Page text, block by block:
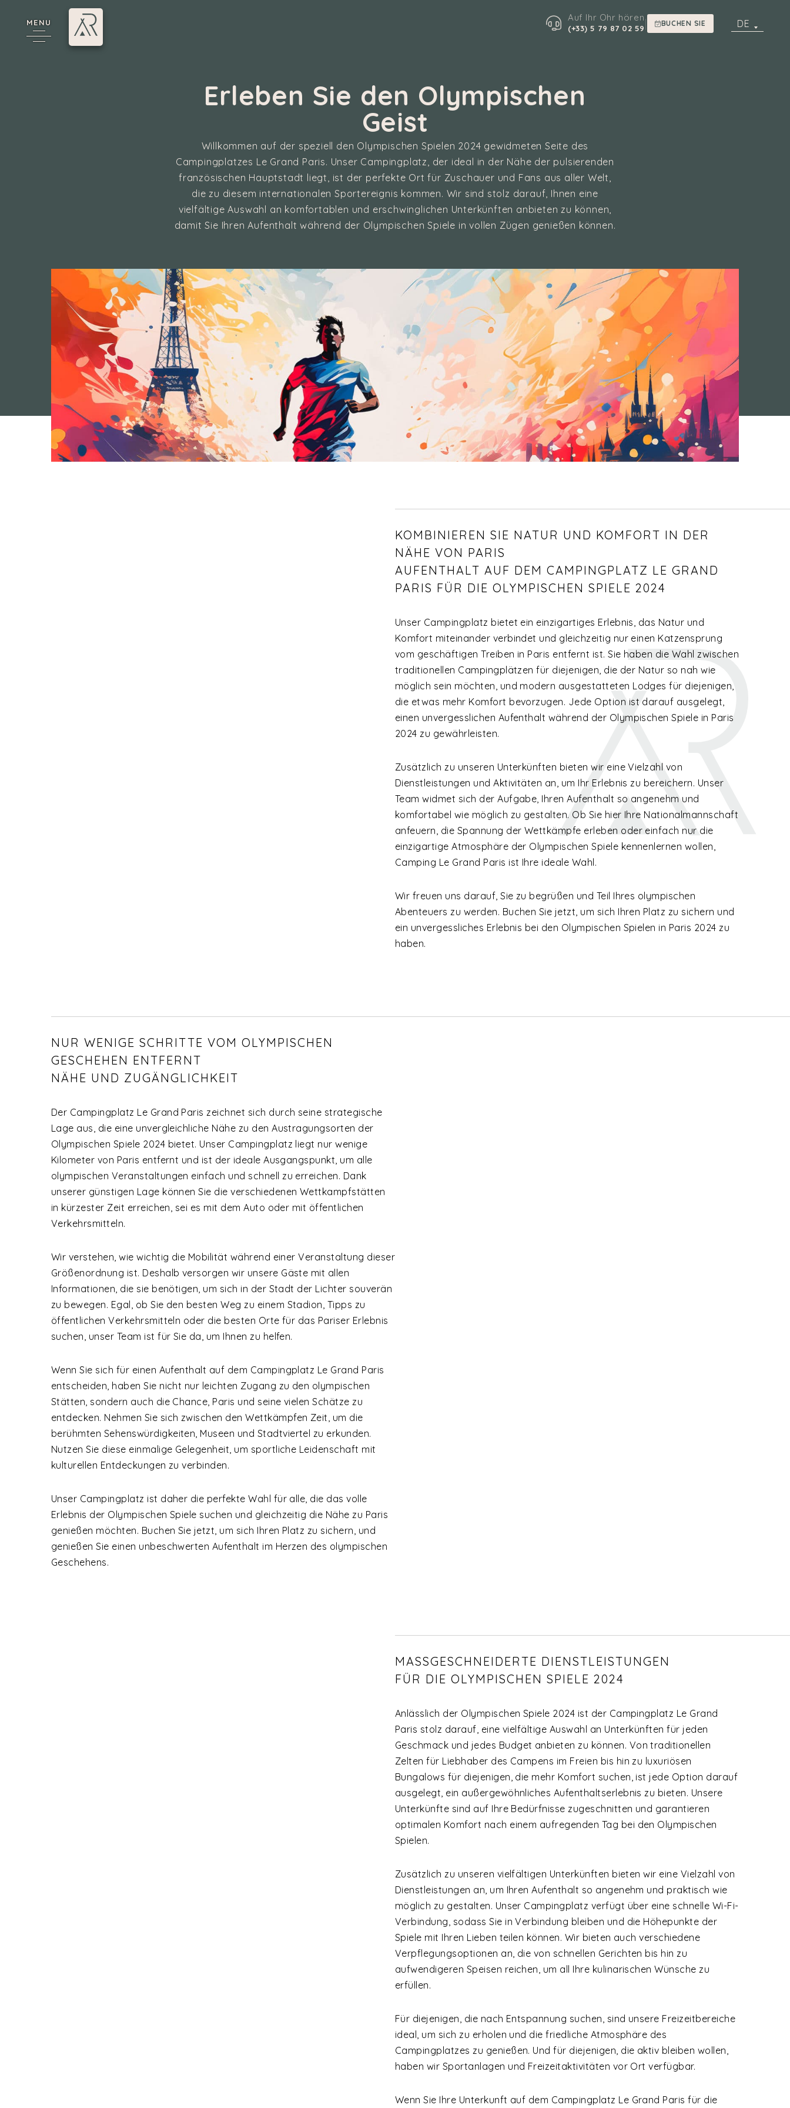
MENU DE
Auf Ihr Ohr hören
(+33) 5 79 87 02 59| BUCHEN SIE
Erleben Sie den Olympischen
Geist
Willkommen auf der speziell den Olympischen Spielen 2024 gewidmeten Seite des
Campingplatzes Le Grand Paris. Unser Campingplatz, der ideal in der Nähe der pulsierenden
französischen Hauptstadt liegt, ist der perfekte Ort für Zuschauer und Fans aus aller Welt,
die zu diesem internationalen Sportereignis kommen. Wir sind stolz darauf, Ihnen eine
vielfältige Auswahl an komfortablen und erschwinglichen Unterkünften anbieten zu können,
damit Sie Ihren Aufenthalt während der Olympischen Spiele in vollen Zügen genießen können.
Camping 4 & 5 étoiles Erleben Sie den Olympischen Geist
KOMBINIEREN SIE NATUR UND KOMFORT IN DER
NÄHE VON PARIS
AUFENTHALT AUF DEM CAMPINGPLATZ LE GRAND
PARIS FÜR DIE OLYMPISCHEN SPIELE 2024
Unser Campingplatz bietet ein einzigartiges Erlebnis, das Natur und
Komfort miteinander verbindet und gleichzeitig nur einen Katzensprung
vom geschäftigen Treiben in Paris entfernt ist. Sie haben die Wahl zwischen
traditionellen Campingplätzen für diejenigen, die der Natur so nah wie
möglich sein möchten, und modern ausgestatteten Lodges für diejenigen,
die etwas mehr Komfort bevorzugen. Jede Option ist darauf ausgelegt,
einen unvergesslichen Aufenthalt während der Olympischen Spiele in Paris
2024 zu gewährleisten.
Zusätzlich zu unseren Unterkünften bieten wir eine Vielzahl von
Dienstleistungen und Aktivitäten an, um Ihr Erlebnis zu bereichern. Unser
Team widmet sich der Aufgabe, Ihren Aufenthalt so angenehm und
komfortabel wie möglich zu gestalten. Ob Sie hier Ihre Nationalmannschaft
anfeuern, die Spannung der Wettkämpfe erleben oder einfach nur die
einzigartige Atmosphäre der Olympischen Spiele kennenlernen wollen,
Camping Le Grand Paris ist Ihre ideale Wahl.
Wir freuen uns darauf, Sie zu begrüßen und Teil Ihres olympischen
Abenteuers zu werden. Buchen Sie jetzt, um sich Ihren Platz zu sichern und
ein unvergessliches Erlebnis bei den Olympischen Spielen in Paris 2024 zu
haben.
NUR WENIGE SCHRITTE VOM OLYMPISCHEN
GESCHEHEN ENTFERNT
NÄHE UND ZUGÄNGLICHKEIT
Der Campingplatz Le Grand Paris zeichnet sich durch seine strategische
Lage aus, die eine unvergleichliche Nähe zu den Austragungsorten der
Olympischen Spiele 2024 bietet. Unser Campingplatz liegt nur wenige
Kilometer von Paris entfernt und ist der ideale Ausgangspunkt, um alle
olympischen Veranstaltungen einfach und schnell zu erreichen. Dank
unserer günstigen Lage können Sie die verschiedenen Wettkampfstätten
in kürzester Zeit erreichen, sei es mit dem Auto oder mit öffentlichen
Verkehrsmitteln.
Wir verstehen, wie wichtig die Mobilität während einer Veranstaltung dieser
Größenordnung ist. Deshalb versorgen wir unsere Gäste mit allen
Informationen, die sie benötigen, um sich in der Stadt der Lichter souverän
zu bewegen. Egal, ob Sie den besten Weg zu einem Stadion, Tipps zu
öffentlichen Verkehrsmitteln oder die besten Orte für das Pariser Erlebnis
suchen, unser Team ist für Sie da, um Ihnen zu helfen.
Wenn Sie sich für einen Aufenthalt auf dem Campingplatz Le Grand Paris
entscheiden, haben Sie nicht nur leichten Zugang zu den olympischen
Stätten, sondern auch die Chance, Paris und seine vielen Schätze zu
entdecken. Nehmen Sie sich zwischen den Wettkämpfen Zeit, um die
berühmten Sehenswürdigkeiten, Museen und Stadtviertel zu erkunden.
Nutzen Sie diese einmalige Gelegenheit, um sportliche Leidenschaft mit
kulturellen Entdeckungen zu verbinden.
Unser Campingplatz ist daher die perfekte Wahl für alle, die das volle
Erlebnis der Olympischen Spiele suchen und gleichzeitig die Nähe zu Paris
genießen möchten. Buchen Sie jetzt, um sich Ihren Platz zu sichern, und
genießen Sie einen unbeschwerten Aufenthalt im Herzen des olympischen
Geschehens.
MASSGESCHNEIDERTE DIENSTLEISTUNGEN
FÜR DIE OLYMPISCHEN SPIELE 2024
Anlässlich der Olympischen Spiele 2024 ist der Campingplatz Le Grand
Paris stolz darauf, eine vielfältige Auswahl an Unterkünften für jeden
Geschmack und jedes Budget anbieten zu können. Von traditionellen
Zelten für Liebhaber des Campens im Freien bis hin zu luxuriösen
Bungalows für diejenigen, die mehr Komfort suchen, ist jede Option darauf
ausgelegt, ein außergewöhnliches Aufenthaltserlebnis zu bieten. Unsere
Unterkünfte sind auf Ihre Bedürfnisse zugeschnitten und garantieren
optimalen Komfort nach einem aufregenden Tag bei den Olympischen
Spielen.
Zusätzlich zu unseren vielfältigen Unterkünften bieten wir eine Vielzahl von
Dienstleistungen an, um Ihren Aufenthalt so angenehm und praktisch wie
möglich zu gestalten. Unser Campingplatz verfügt über eine schnelle Wi-Fi-
Verbindung, sodass Sie in Verbindung bleiben und die Höhepunkte der
Spiele mit Ihren Lieben teilen können. Wir bieten auch verschiedene
Verpflegungsoptionen an, die von schnellen Gerichten bis hin zu
aufwendigeren Speisen reichen, um all Ihre kulinarischen Wünsche zu
erfüllen.
Für diejenigen, die nach Entspannung suchen, sind unsere Freizeitbereiche
ideal, um sich zu erholen und die friedliche Atmosphäre des
Campingplatzes zu genießen. Und für diejenigen, die aktiv bleiben wollen,
haben wir Sportanlagen und Freizeitaktivitäten vor Ort verfügbar.
Wenn Sie Ihre Unterkunft auf dem Campingplatz Le Grand Paris für die